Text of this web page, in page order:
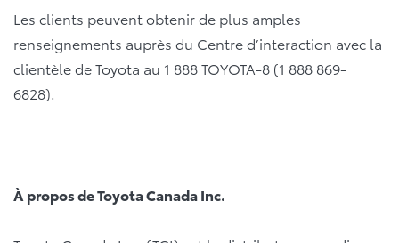
Les clients peuvent obtenir de plus amples
renseignements auprès du Centre d’interaction avec la
clientèle de Toyota au 1 888 TOYOTA-8 (1 888 869-
6828).
À propos de Toyota Canada Inc.